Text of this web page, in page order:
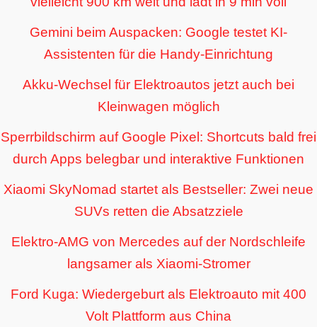
Gemini beim Auspacken: Google testet KI-
Assistenten für die Handy-Einrichtung
Akku-Wechsel für Elektroautos jetzt auch bei
Kleinwagen möglich
Sperrbildschirm auf Google Pixel: Shortcuts bald frei
durch Apps belegbar und interaktive Funktionen
Xiaomi SkyNomad startet als Bestseller: Zwei neue
SUVs retten die Absatzziele
Elektro-AMG von Mercedes auf der Nordschleife
langsamer als Xiaomi-Stromer
Ford Kuga: Wiedergeburt als Elektroauto mit 400
Volt Plattform aus China